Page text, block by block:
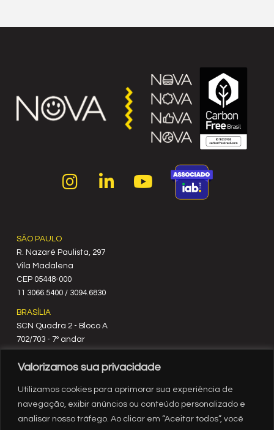
Valorizamos sua privacidade
Utilizamos cookies para aprimorar sua experiência de
navegação, exibir anúncios ou conteúdo personalizado e
analisar nosso tráfego. Ao clicar em “Aceitar todos”, você
SÃO PAULO
R. Nazaré Paulista, 297
Vila Madalena
C‍EP 05448-000
11 3066.5400 / 3094.6830
BRASÍLIA
SCN Quadra 2 - Bloco A
702/703 - 7º andar
61 3329.8200
RIO DE JANEIRO
Rua México, nº 3